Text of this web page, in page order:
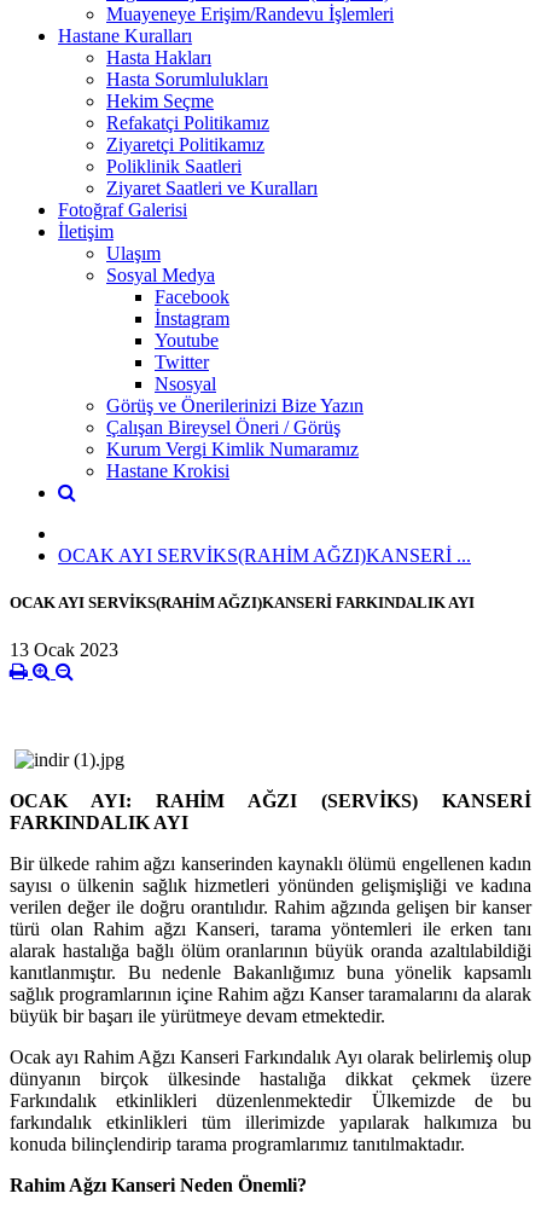
Muayeneye Erişim/Randevu İşlemleri
Hastane Kuralları
Hasta Hakları
Hasta Sorumlulukları
Hekim Seçme
Refakatçi Politikamız
Ziyaretçi Politikamız
Poliklinik Saatleri
Ziyaret Saatleri ve Kuralları
Fotoğraf Galerisi
İletişim
Ulaşım
Sosyal Medya
Facebook
İnstagram
Youtube
Twitter
Nsosyal
Görüş ve Önerilerinizi Bize Yazın
Çalışan Bireysel Öneri / Görüş
Kurum Vergi Kimlik Numaramız
Hastane Krokisi
OCAK AYI SERVİKS(RAHİM AĞZI)KANSERİ ...
OCAK AYI SERVİKS(RAHİM AĞZI)KANSERİ FARKINDALIK AYI
13 Ocak 2023
OCAK AYI: RAHİM AĞZI (SERVİKS) KANSERİ
FARKINDALIK AYI
Bir ülkede rahim ağzı kanserinden kaynaklı ölümü engellenen kadın
sayısı o ülkenin sağlık hizmetleri yönünden gelişmişliği ve kadına
verilen değer ile doğru orantılıdır. Rahim ağzında gelişen bir kanser
türü olan Rahim ağzı Kanseri, tarama yöntemleri ile erken tanı
alarak hastalığa bağlı ölüm oranlarının büyük oranda azaltılabildiği
kanıtlanmıştır. Bu nedenle Bakanlığımız buna yönelik kapsamlı
sağlık programlarının içine Rahim ağzı Kanser taramalarını da alarak
büyük bir başarı ile yürütmeye devam etmektedir.
Ocak ayı Rahim Ağzı Kanseri Farkındalık Ayı olarak belirlemiş olup
dünyanın birçok ülkesinde hastalığa dikkat çekmek üzere
Farkındalık etkinlikleri düzenlenmektedir Ülkemizde de bu
farkındalık etkinlikleri tüm illerimizde yapılarak halkımıza bu
konuda bilinçlendirip tarama programlarımız tanıtılmaktadır.
Rahim Ağzı Kanseri Neden Önemli?